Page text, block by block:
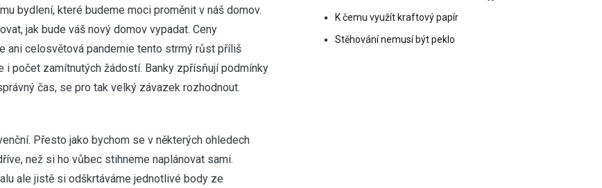
bydlení, které budeme moci proměnit v náš domov.
jak bude váš nový domov vypadat. Ceny
ani celosvětová pandemie tento strmý růst příliš
počet zamítnutých žádostí. Banky zpřísňují podmínky
čas, se pro tak velký závazek rozhodnout.
Přesto jako bychom se v některých ohledech
než si ho vůbec stihneme naplánovat sami.
ale jistě si odškrtáváme jednotlivé body ze
K čemu využít kraftový papír
Stěhování nemusí být peklo